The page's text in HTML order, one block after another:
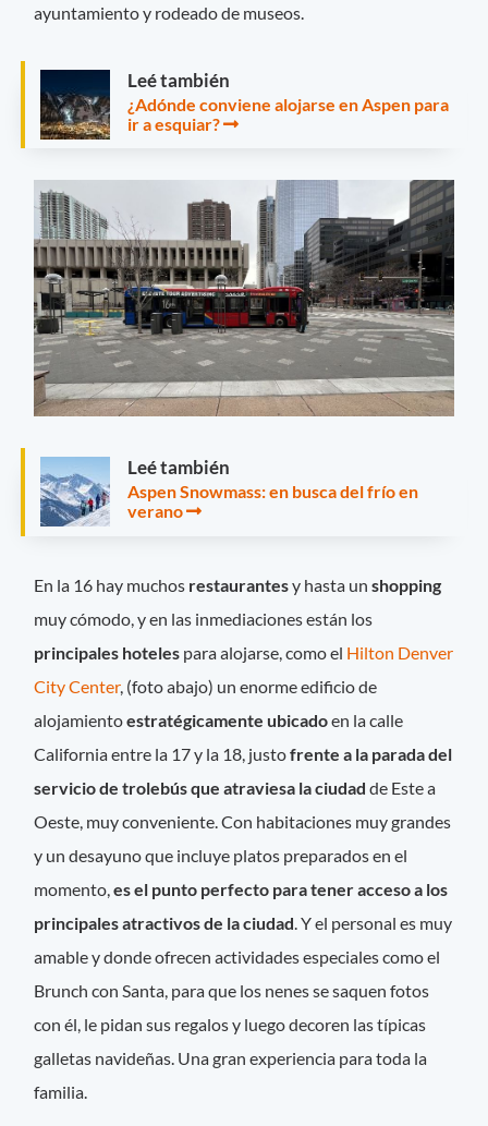
ayuntamiento y rodeado de museos.
Leé también
¿Adónde conviene alojarse en Aspen para
ir a esquiar?
Leé también
Aspen Snowmass: en busca del frío en
verano
En la 16 hay muchos restaurantesy hasta unshopping
muy cómodo, y en las inmediaciones están los
principales hoteles para alojarse, como el Hilton Denver
City Center, (foto abajo) un enorme edificio de
alojamientoestratégicamente ubicadoen la calle
California entre la 17 y la 18, justofrente a la parada del
servicio de trolebús que atraviesa la ciudadde Este a
Oeste, muy conveniente. Con habitaciones muy grandes
y un desayuno que incluye platos preparados en el
momento, es el punto perfecto para tener acceso a los
principales atractivos de la ciudad . Y el personal es muy
amable y donde ofrecen actividades especiales como el
Brunch con Santa, para que los nenes se saquen fotos
con él, le pidan sus regalos y luego decoren las típicas
galletas navideñas. Una gran experiencia para toda la
familia.